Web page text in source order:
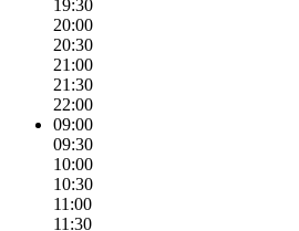
19:30
20:00
20:30
21:00
21:30
22:00
09:00
09:30
10:00
10:30
11:00
11:30